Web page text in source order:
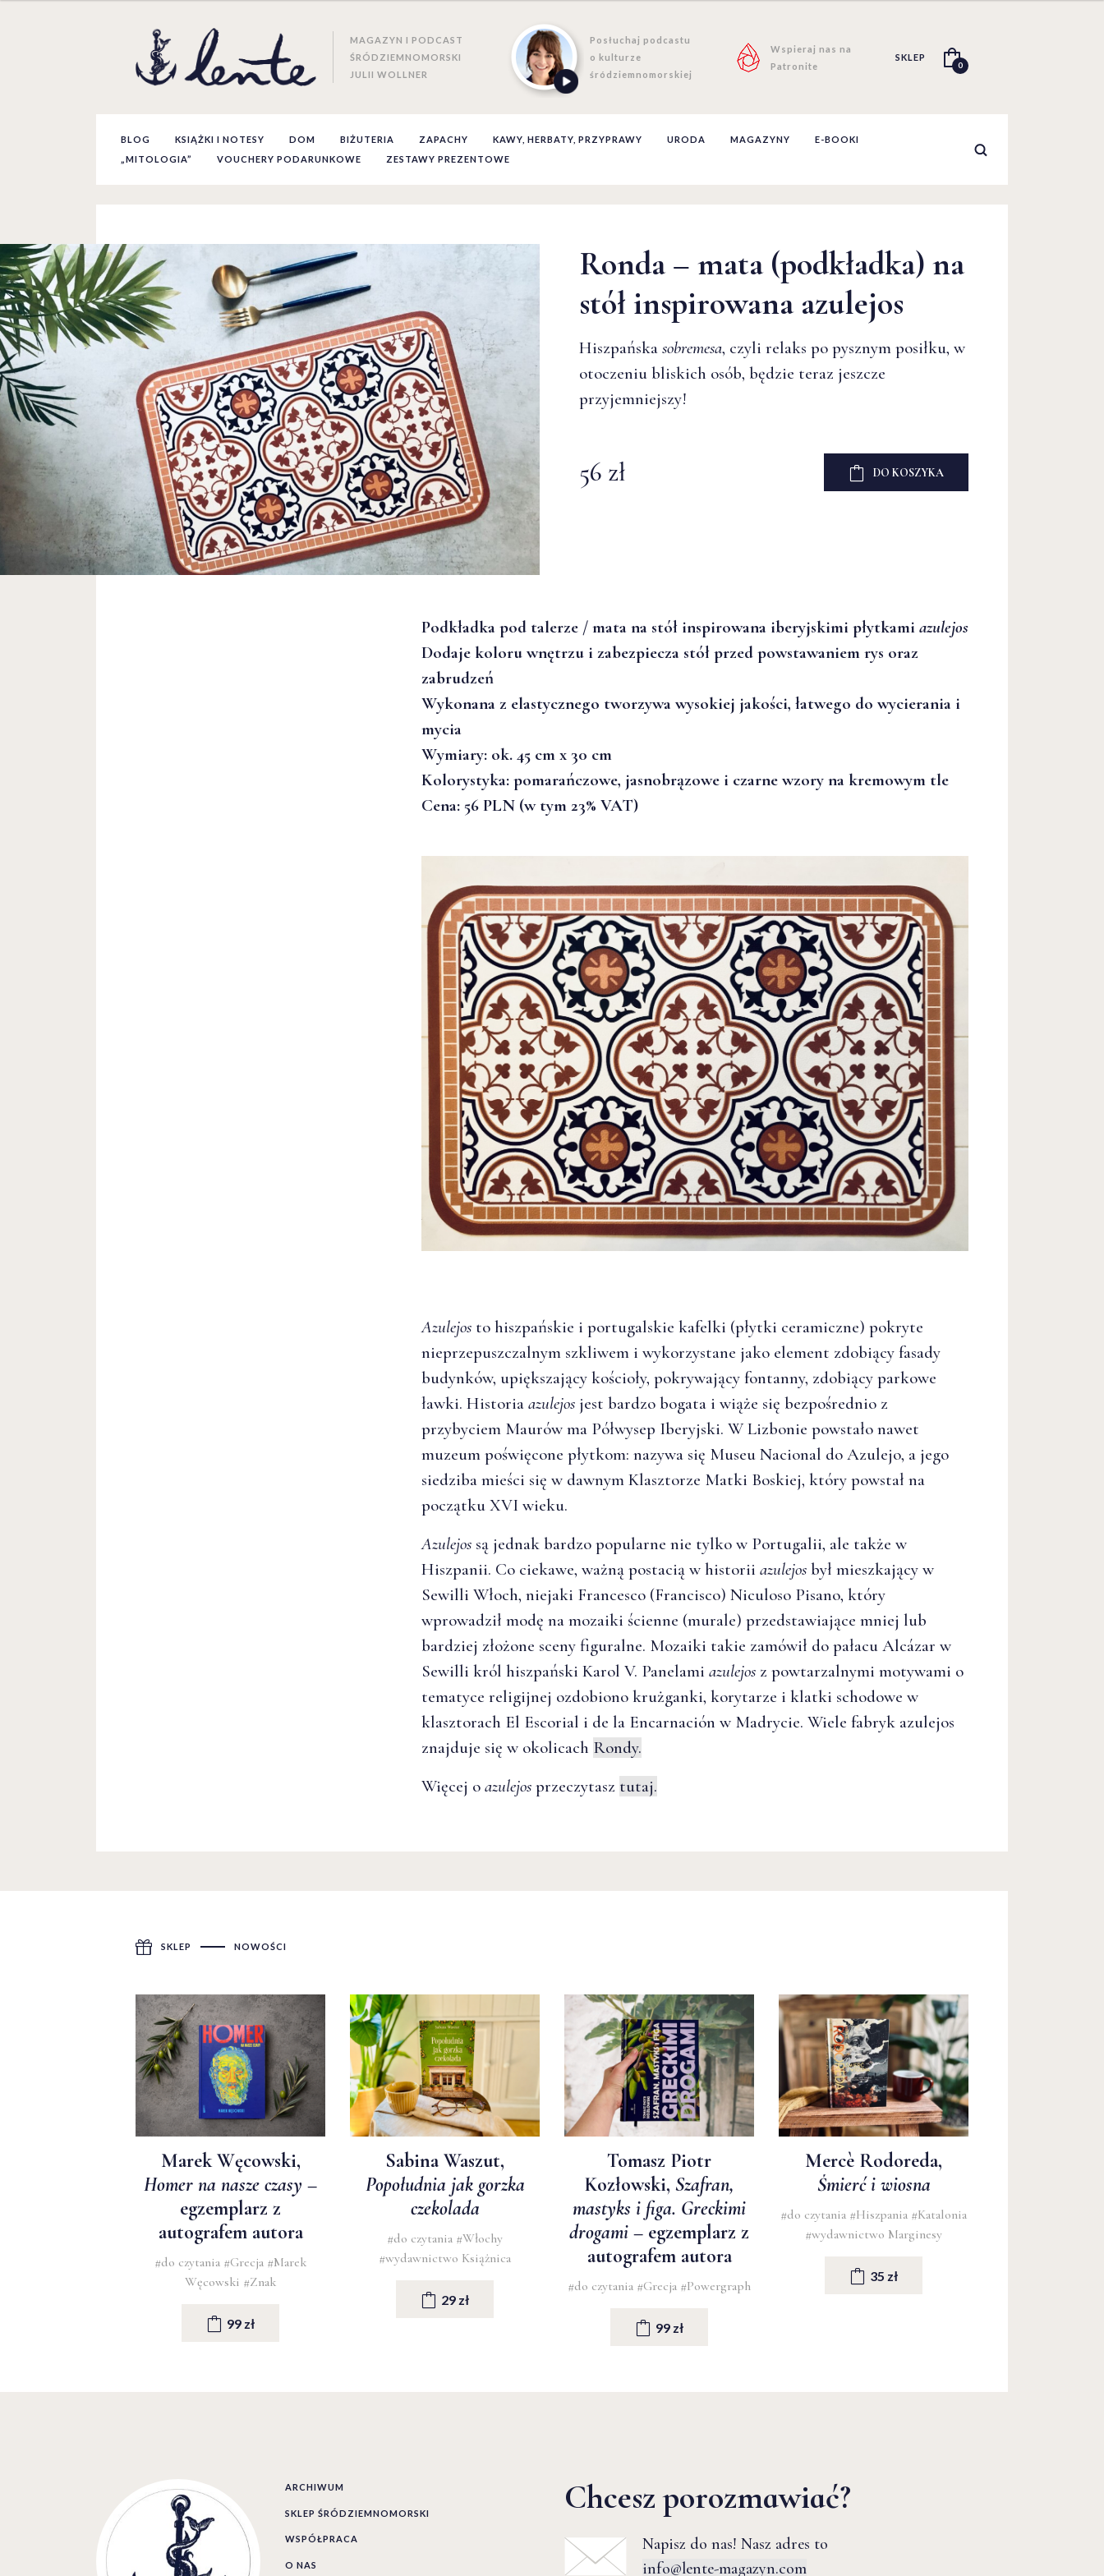
MAGAZYN I PODCAST
ŚRÓDZIEMNOMORSKI
JULII WOLLNER
Posłuchaj podcastu
o kulturze
śródziemnomorskiej
Wspieraj nas na
Patronite
SKLEP
0
BLOG KSIĄŻKI I NOTESY DOM BIŻUTERIA ZAPACHY KAWY, HERBATY, PRZYPRAWY URODA MAGAZYNY
E-BOOKI
„MITOLOGIA”
VOUCHERY PODARUNKOWE ZESTAWY PREZENTOWE
Ronda – mata (podkładka) na
stół inspirowana azulejos
Hiszpańska sobremesa, czyli relaks po pysznym posiłku, w
otoczeniu bliskich osób, będzie teraz jeszcze
przyjemniejszy!
56 zł DO KOSZYKA
Podkładka pod talerze / mata na stół inspirowana iberyjskimi płytkami azulejos
Dodaje koloru wnętrzu i zabezpiecza stół przed powstawaniem rys oraz
zabrudzeń
Wykonana z elastycznego tworzywa wysokiej jakości, łatwego do wycierania i
mycia
Wymiary: ok. 45 cm x 30 cm
Kolorystyka: pomarańczowe, jasnobrązowe i czarne wzory na kremowym tle
Cena: 56 PLN (w tym 23% VAT)
Azulejos to hiszpańskie i portugalskie kafelki (płytki ceramiczne) pokryte
nieprzepuszczalnym szkliwem i wykorzystane jako element zdobiący fasady
budynków, upiększający kościoły, pokrywający fontanny, zdobiący parkowe
ławki. Historia azulejos jest bardzo bogata i wiąże się bezpośrednio z
przybyciem Maurów ma Półwysep Iberyjski. W Lizbonie powstało nawet
muzeum poświęcone płytkom: nazywa się Museu Nacional do Azulejo, a jego
siedziba mieści się w dawnym Klasztorze Matki Boskiej, który powstał na
początku XVI wieku.
Azulejos są jednak bardzo popularne nie tylko w Portugalii, ale także w
Hiszpanii. Co ciekawe, ważną postacią w historii azulejos był mieszkający w
Sewilli Włoch, niejaki Francesco (Francisco) Niculoso Pisano, który
wprowadził modę na mozaiki ścienne (murale) przedstawiające mniej lub
bardziej złożone sceny figuralne. Mozaiki takie zamówił do pałacu Alcázar w
Sewilli król hiszpański Karol V. Panelami azulejos z powtarzalnymi motywami o
tematyce religijnej ozdobiono krużganki, korytarze i klatki schodowe w
klasztorach El Escorial i de la Encarnación w Madrycie. Wiele fabryk azulejos
znajduje się w okolicach Rondy.
Więcej o azulejos przeczytasz tutaj.
SKLEP NOWOŚCI
Marek Węcowski,
Homer na nasze czasy –
egzemplarz z
autografem autora
#do czytania #Grecja #Marek
Węcowski #Znak
99 zł
Sabina Waszut,
Popołudnia jak gorzka
czekolada
#do czytania #Włochy
#wydawnictwo Książnica
29 zł
Tomasz Piotr
Kozłowski, Szafran,
mastyks i figa. Greckimi
drogami – egzemplarz z
autografem autora
#do czytania #Grecja #Powergraph
99 zł
Mercè Rodoreda,
Śmierć i wiosna
#do czytania #Hiszpania #Katalonia
#wydawnictwo Marginesy
35 zł
Chcesz porozmawiać?
Napisz do nas! Nasz adres to
info@lente-magazyn.com
ARCHIWUM
SKLEP ŚRÓDZIEMNOMORSKI
WSPÓŁPRACA
O NAS